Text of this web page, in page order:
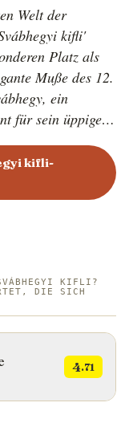
Welt der
kifli'
Platz als
Muße des 12.
ein
für sein üppiges
war traditionell
die intellektuelle
kifli
durch seinen
zum
des
Es ist ein
sanften
kifli-
KIFLI?
DIE SICH
4.71